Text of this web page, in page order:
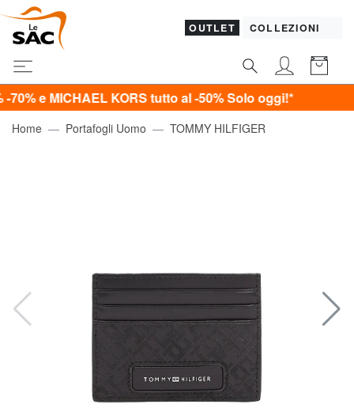
OUTLET COLLEZIONI
MICHAEL KORS tutto al -50%Solo oggi!*
Home Portafogli Uomo TOMMY HILFIGER